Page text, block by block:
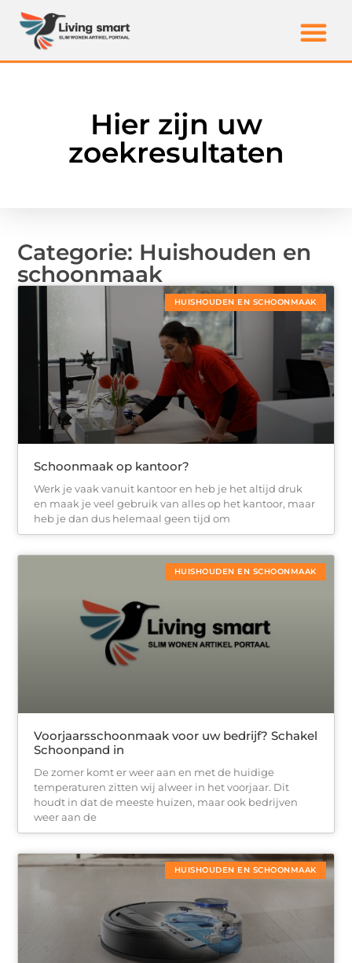
Hier zijn uw
zoekresultaten
Categorie: Huishouden en
schoonmaak
HUISHOUDEN EN SCHOONMAAK
Schoonmaak op kantoor?
Werk je vaak vanuit kantoor en heb je het altijd druk
en maak je veel gebruik van alles op het kantoor, maar
heb je dan dus helemaal geen tijd om
HUISHOUDEN EN SCHOONMAAK
Voorjaarsschoonmaak voor uw bedrijf? Schakel
Schoonpand in
De zomer komt er weer aan en met de huidige
temperaturen zitten wij alweer in het voorjaar. Dit
houdt in dat de meeste huizen, maar ook bedrijven
weer aan de
HUISHOUDEN EN SCHOONMAAK